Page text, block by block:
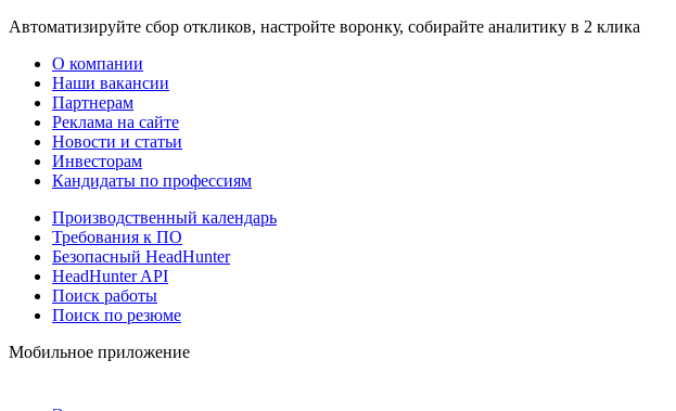
Автоматизируйте сбор откликов, настройте воронку, собирайте аналитику в 2 клика
О компании
Наши вакансии
Партнерам
Реклама на сайте
Новости и статьи
Инвесторам
Кандидаты по профессиям
Производственный календарь
Требования к ПО
Безопасный HeadHunter
HeadHunter API
Поиск работы
Поиск по резюме
Мобильное приложение